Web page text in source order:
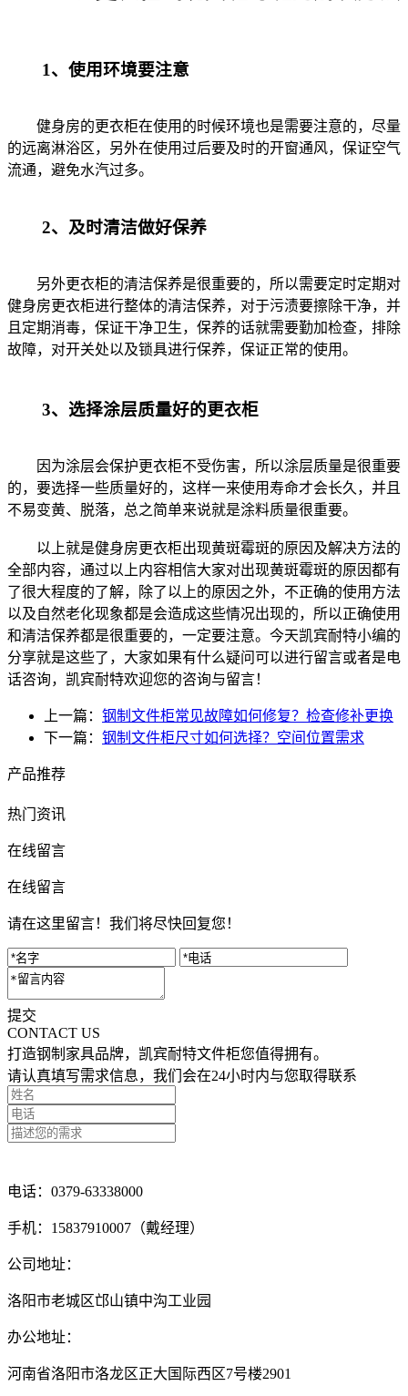
1、使用环境要注意
健身房的更衣柜在使用的时候环境也是需要注意的，尽量
的远离淋浴区，另外在使用过后要及时的开窗通风，保证空气
流通，避免水汽过多。
2、及时清洁做好保养
另外更衣柜的清洁保养是很重要的，所以需要定时定期对
健身房更衣柜进行整体的清洁保养，对于污渍要擦除干净，并
且定期消毒，保证干净卫生，保养的话就需要勤加检查，排除
故障，对开关处以及锁具进行保养，保证正常的使用。
3、选择涂层质量好的更衣柜
因为涂层会保护更衣柜不受伤害，所以涂层质量是很重要
的，要选择一些质量好的，这样一来使用寿命才会长久，并且
不易变黄、脱落，总之简单来说就是涂料质量很重要。
以上就是健身房更衣柜出现黄斑霉斑的原因及解决方法的
全部内容，通过以上内容相信大家对出现黄斑霉斑的原因都有
了很大程度的了解，除了以上的原因之外，不正确的使用方法
以及自然老化现象都是会造成这些情况出现的，所以正确使用
和清洁保养都是很重要的，一定要注意。今天凯宾耐特小编的
分享就是这些了，大家如果有什么疑问可以进行留言或者是电
话咨询，凯宾耐特欢迎您的咨询与留言！
上一篇： 钢制文件柜常见故障如何修复？检查修补更换
下一篇： 钢制文件柜尺寸如何选择？空间位置需求
产品推荐
热门资讯
在线留言
在线留言
请在这里留言！我们将尽快回复您！
提交
CONTACT US
打造钢制家具品牌，凯宾耐特文件柜您值得拥有。
请认真填写需求信息，我们会在24小时内与您取得联系
电话：0379-63338000
手机：15837910007（戴经理）
公司地址：
洛阳市老城区邙山镇中沟工业园
办公地址：
河南省洛阳市洛龙区正大国际西区7号楼2901